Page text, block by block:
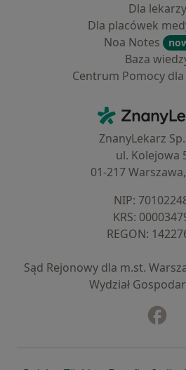
Dla lekarzy
Dla placówek
Noa Notes
Baza
Centrum Pomocy
ZnanyLekarz
ul. Kolejowa
01-217
NIP:
KRS:
REGON:
Sąd Rejonowy dla m.st.
Wydział